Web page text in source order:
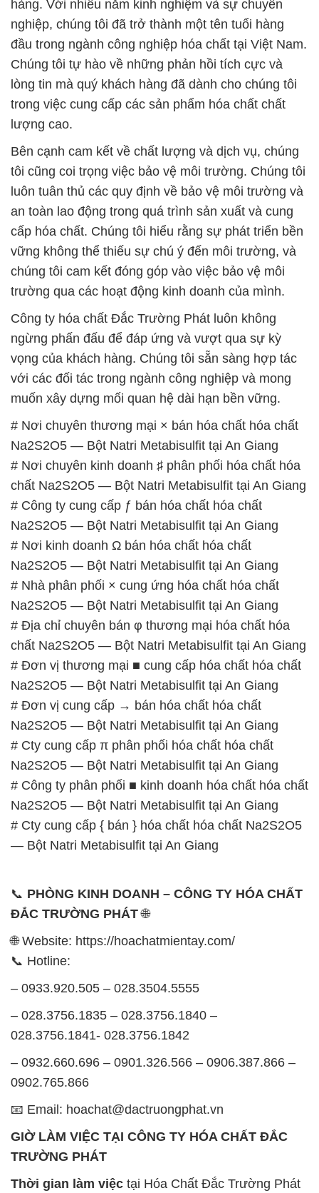
Na2S2O5 — Bột Natri Metabisulfit tại An Giang
# Nơi chuyên kinh doanh ♯ phân phối hóa chất hóa
chất Na2S2O5 — Bột Natri Metabisulfit tại An Giang
# Công ty cung cấp ƒ bán hóa chất hóa chất
Na2S2O5 — Bột Natri Metabisulfit tại An Giang
# Nơi kinh doanh Ω bán hóa chất hóa chất
Na2S2O5 — Bột Natri Metabisulfit tại An Giang
# Nhà phân phối × cung ứng hóa chất hóa chất
Na2S2O5 — Bột Natri Metabisulfit tại An Giang
# Địa chỉ chuyên bán φ thương mại hóa chất hóa
chất Na2S2O5 — Bột Natri Metabisulfit tại An Giang
# Đơn vị thương mại ■ cung cấp hóa chất hóa chất
Na2S2O5 — Bột Natri Metabisulfit tại An Giang
# Đơn vị cung cấp → bán hóa chất hóa chất
Na2S2O5 — Bột Natri Metabisulfit tại An Giang
# Cty cung cấp π phân phối hóa chất hóa chất
Na2S2O5 — Bột Natri Metabisulfit tại An Giang
# Công ty phân phối ■ kinh doanh hóa chất hóa chất
Na2S2O5 — Bột Natri Metabisulfit tại An Giang
# Cty cung cấp { bán } hóa chất hóa chất Na2S2O5
— Bột Natri Metabisulfit tại An Giang
PHÒNG KINH DOANH – CÔNG TY HÓA CHẤT
ĐẮC TRƯỜNG PHÁT
🌐 Website: https://hoachatmientay.com/
📞 Hotline:
– 0933.920.505 – 028.3504.5555
– 028.3756.1835 – 028.3756.1840 –
028.3756.1841- 028.3756.1842
– 0932.660.696 – 0901.326.566 – 0906.387.866 –
0902.765.866
📧 Email: hoachat@dactruongphat.vn
GIỜ LÀM VIỆC TẠI CÔNG TY HÓA CHẤT ĐẮC
TRƯỜNG PHÁT
Thời gian làm việctại Hóa Chất Đắc Trường Phát
được tổ chức như sau:
Thứ 2 đến thứ 6: Buổi sáng: từ 8h đến 11h – Buổi
chiều: từ 12h30 đến 17h
Thứ 7: Buổi sáng: từ 8h đến 11h – Buổi chiều: từ
Chủ nhật: Nghỉ chủ nhật hàng tuần
Chúng tôi rất trân trọng thời gian và cam kết tuân
thủ giờ làm việc để đảm bảo sự hỗ trợ tốt nhất cho
khách hàng và đảm bảo hiệu suất công việc cao
TRƯỜNG PHÁT
Đông B, Quận Bình Tân, Sài Gòn TP. Hồ Chí
Minh